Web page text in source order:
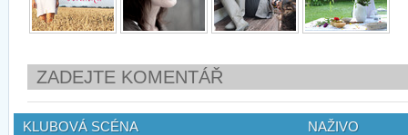
ZADEJTE KOMENTÁŘ
KLUBOVÁ SCÉNA NAŽIVO